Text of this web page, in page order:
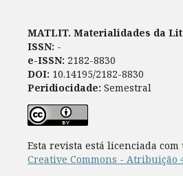
MATLIT. Materialidades da
ISSN: -
e-ISSN: 2182-8830
DOI: 10.14195/2182-8830
Peridiocidade: Semestral
Esta revista está licenciada com
Creative Commons - Atribuição